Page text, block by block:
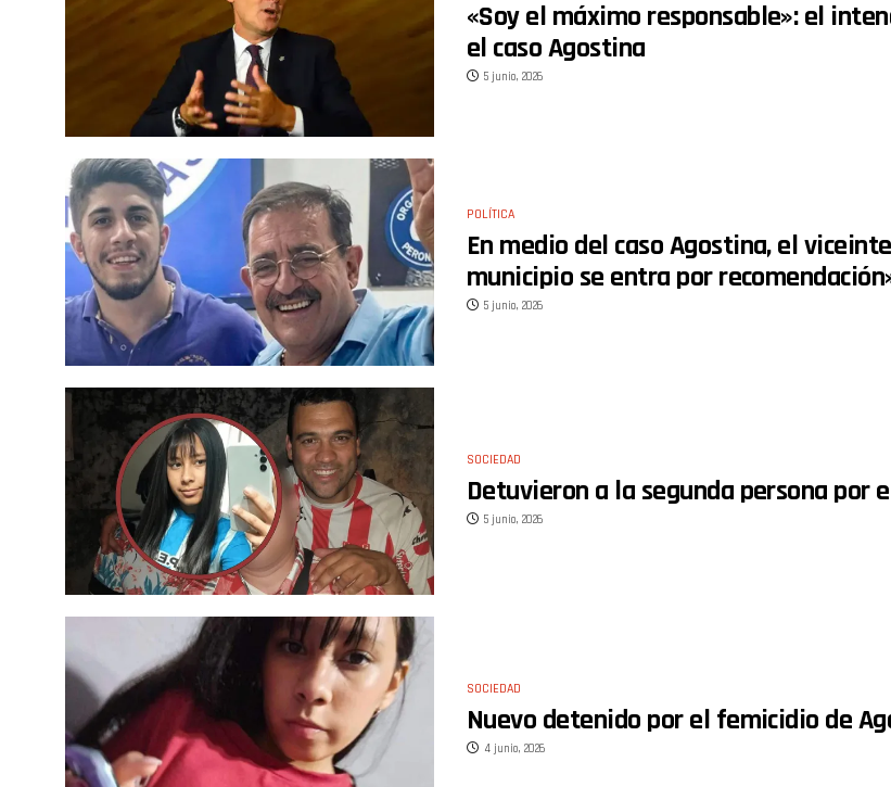
«Soy el máximo responsable»: el
el caso Agostina
5 junio, 2026
POLÍTICA
En medio del caso Agostina, el
municipio se entra por
5 junio, 2026
SOCIEDAD
Detuvieron a la segunda persona por
5 junio, 2026
SOCIEDAD
Nuevo detenido por el femicidio de
4 junio, 2026